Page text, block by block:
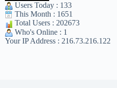
Users Today : 133
This Month : 1651
Total Users : 202673
Who's Online : 1
Your IP Address : 216.73.216.122